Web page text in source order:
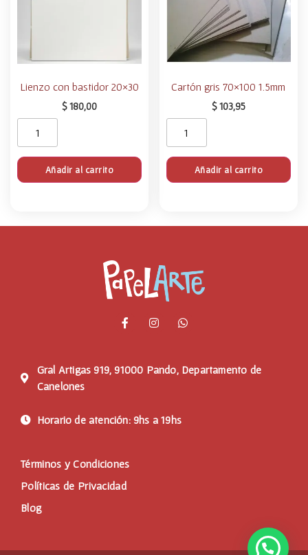
Lienzo con bastidor 20×30
$180,00
Añadir al carrito
Cartón gris 70×100 1.5mm
$103,95
Añadir al carrito
Gral Artigas 919, 91000 Pando, Departamento de
Canelones
Horario de atención: 9hs a 19hs
Términos y Condiciones
Políticas de Privacidad
Blog